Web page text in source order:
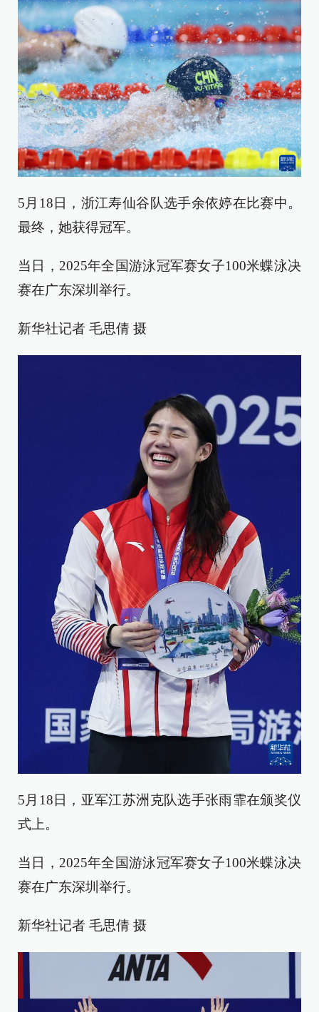
5月18日，浙江寿仙谷队选手余依婷在比赛中。
最终，她获得冠军。
当日，2025年全国游泳冠军赛女子100米蝶泳决
赛在广东深圳举行。
新华社记者 毛思倩 摄
5月18日，亚军江苏洲克队选手张雨霏在颁奖仪
式上。
当日，2025年全国游泳冠军赛女子100米蝶泳决
赛在广东深圳举行。
新华社记者 毛思倩 摄